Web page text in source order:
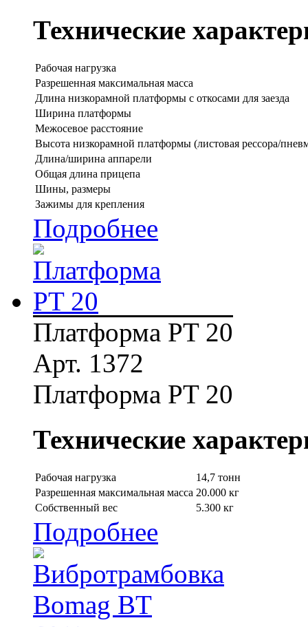
Технические
Рабочая нагрузка
Разрешенная максимальная масса
Длина низкорамной платформы с откосами для заезда
Ширина платформы
Межосевое расстояние
Высота низкорамной платформы (листовая рессора/
Длина/ширина аппарели
Общая длина прицепа
Шины, размеры
Зажимы для крепления
Подробнее
Платформа PT 20
Арт. 1372
Платформа PT 20
Технические
Рабочая нагрузка
14,7 тонн
Разрешенная максимальная масса 20.000 кг
Собственный вес
5.300 кг
Подробнее